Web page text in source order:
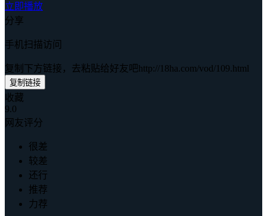
立即播放
分享
手机扫描访问
复制下方链接，去粘贴给好友吧http://18ha.com/vod/109.html
复制链接
收藏
9.0
网友评分
很差
较差
还行
推荐
力荐